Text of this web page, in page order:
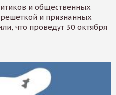
и общественных
и признанных
что проведут 30 октября